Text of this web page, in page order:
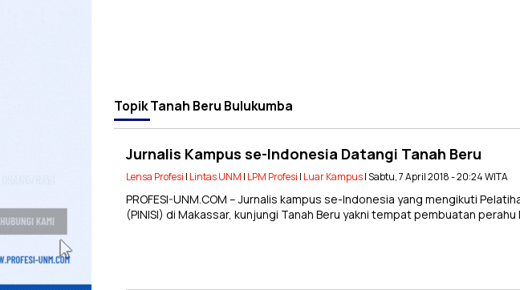
TopikTanah Beru Bulukumba
Jurnalis Kampus se-Indonesia Datangi Tanah Beru
Lensa Profesi | Lintas UNM | LPM Profesi | Luar Kampus| Sabtu, 7 April 2018 - 20:24 WITA
PROFESI-UNM.COM – Jurnalis kampus se-Indonesia yang mengikuti
(PINISI) di Makassar, kunjungi Tanah Beru yakni tempat pembuatan